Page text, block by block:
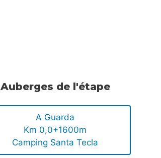
Auberges de l'étape
A Guarda
Km 0,0+1600m
Camping Santa Tecla